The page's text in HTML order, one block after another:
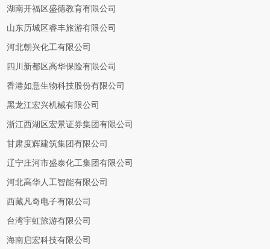
湖南开福区盛德教育有限公司
山东历城区睿丰旅游有限公司
河北朝兴化工有限公司
四川新都区高华保险有限公司
香港如意生物科技股份有限公司
黑龙江宏兴机械有限公司
浙江西湖区宏景证券集团有限公司
甘肃度辉建筑集团有限公司
辽宁庄河市盛泰化工集团有限公司
河北高华人工智能有限公司
西藏凡奇电子有限公司
台湾宇虹旅游有限公司
海南启宏科技有限公司